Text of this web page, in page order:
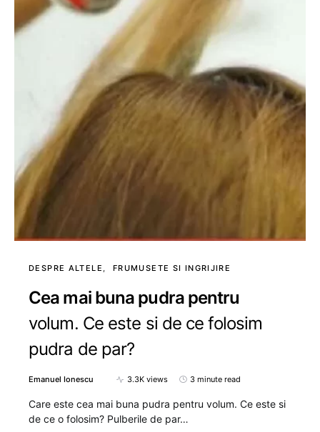
DESPRE ALTELE FRUMUSETE SI INGRIJIRE
Cea mai buna pudra pentru
volum. Ce este si de ce folosim
pudra de par?
Emanuel Ionescu 3.3K views 3 minute read
Care este cea mai buna pudra pentru volum. Ce este si
de ce o folosim? Pulberile de par…